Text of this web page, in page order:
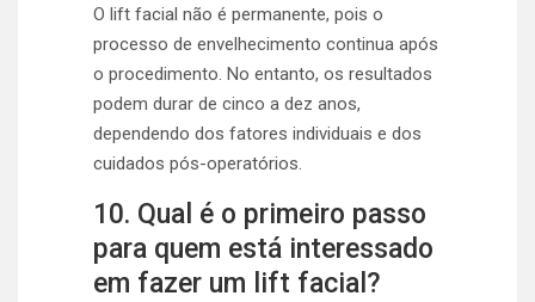
O lift facial não é permanente, pois o
processo de envelhecimento continua após
o procedimento. No entanto, os resultados
podem durar de cinco a dez anos,
dependendo dos fatores individuais e dos
cuidados pós-operatórios.
10. Qual é o primeiro passo
para quem está interessado
em fazer um lift facial?